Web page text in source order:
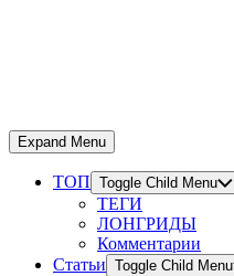
Expand Menu
ТОП Toggle Child Menu
ТЕГИ
ЛОНГРИДЫ
Комментарии
Статьи Toggle Child Menu